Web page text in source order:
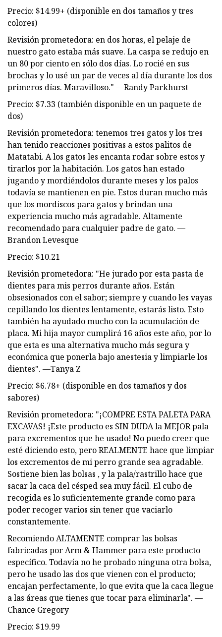
Precio: $14.99+ (disponible en dos tamaños y tres
colores)
Revisión prometedora: en dos horas, el pelaje de
nuestro gato estaba más suave. La caspa se redujo en
un 80 por ciento en sólo dos días. Lo rocié en sus
brochas y lo usé un par de veces al día durante los dos
primeros días. Maravilloso." —Randy Parkhurst
Precio: $7.33 (también disponible en un paquete de
dos)
Revisión prometedora: tenemos tres gatos y los tres
han tenido reacciones positivas a estos palitos de
Matatabi. A los gatos les encanta rodar sobre estos y
tirarlos por la habitación. Los gatos han estado
jugando y mordiéndolos durante meses y los palos
todavía se mantienen en pie. Estos duran mucho más
que los mordiscos para gatos y brindan una
experiencia mucho más agradable. Altamente
recomendado para cualquier padre de gato. —
Brandon Levesque
Precio: $10.21
Revisión prometedora: "He jurado por esta pasta de
dientes para mis perros durante años. Están
obsesionados con el sabor; siempre y cuando les vayas
cepillando los dientes lentamente, estarás listo. Esto
también ha ayudado mucho con la acumulación de
placa. Mi hija mayor cumplirá 16 años este año, por lo
que esta es una alternativa mucho más segura y
económica que ponerla bajo anestesia y limpiarle los
dientes". —Tanya Z
Precio: $6.78+ (disponible en dos tamaños y dos
sabores)
Revisión prometedora: "¡COMPRE ESTA PALETA PARA
EXCAVAS! ¡Este producto es SIN DUDA la MEJOR pala
para excrementos que he usado! No puedo creer que
esté diciendo esto, pero REALMENTE hace que limpiar
los excrementos de mi perro grande sea agradable.
Sostiene bien las bolsas , y la pala/rastrillo hace que
sacar la caca del césped sea muy fácil. El cubo de
recogida es lo suficientemente grande como para
poder recoger varios sin tener que vaciarlo
constantemente.
Recomiendo ALTAMENTE comprar las bolsas
fabricadas por Arm & Hammer para este producto
específico. Todavía no he probado ninguna otra bolsa,
pero he usado las dos que vienen con el producto;
encajan perfectamente, lo que evita que la caca llegue
a las áreas que tienes que tocar para eliminarla". —
Chance Gregory
Precio: $19.99